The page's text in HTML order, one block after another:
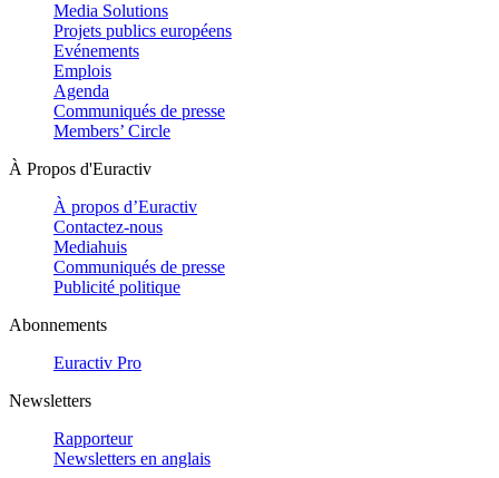
Media Solutions
Projets publics européens
Evénements
Emplois
Agenda
Communiqués de presse
Members’ Circle
À Propos d'Euractiv
À propos d’Euractiv
Contactez-nous
Mediahuis
Communiqués de presse
Publicité politique
Abonnements
Euractiv Pro
Newsletters
Rapporteur
Newsletters en anglais